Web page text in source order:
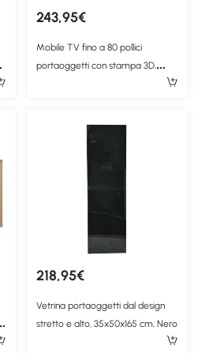
243,95€
Mobile TV fino a 80 pollici
portaoggetti con stampa 3D,
218,95€
Vetrina portaoggetti dal design
stretto e alto, 35x50x165 cm, Nero